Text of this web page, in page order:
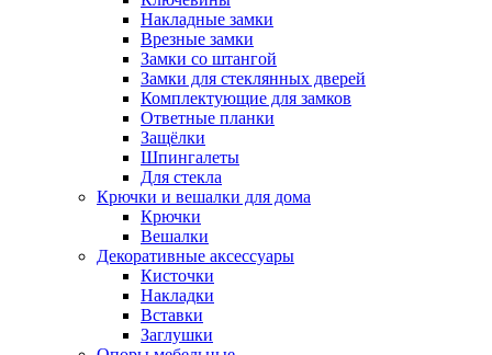
Накладные замки
Врезные замки
Замки со штангой
Замки для стеклянных дверей
Комплектующие для замков
Ответные планки
Защёлки
Шпингалеты
Для стекла
Крючки и вешалки для дома
Крючки
Вешалки
Декоративные аксессуары
Кисточки
Накладки
Вставки
Заглушки